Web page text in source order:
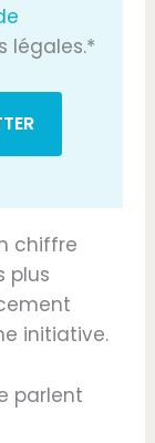
légales.*
chiffre
plus
initiative.
parlent